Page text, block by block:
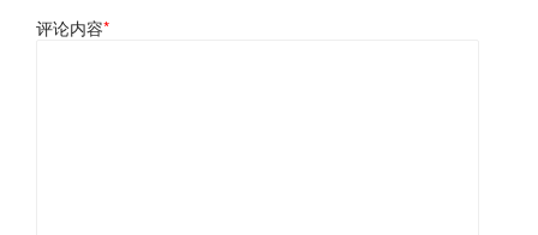
评论内容*